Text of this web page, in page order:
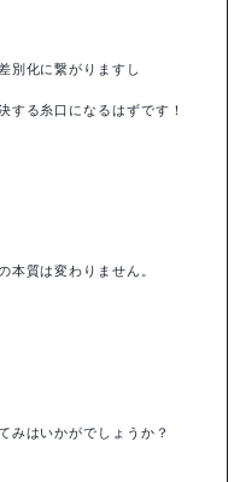
別化に繋がりますし
する糸口になるはずです！
本質は変わりません。
みはいかがでしょうか？